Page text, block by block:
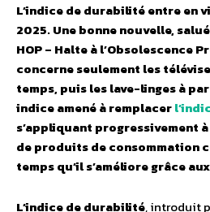
L’indice de durabilité entre en
2025. Une bonne nouvelle,
HOP – Halte à l’Obsolescence
concerne seulement les
temps, puis les lave-linges à
indice amené à remplacer
s’appliquant progressivement
de produits de consommation
temps qu’il s’améliore grâce
L’indice de durabilité, introduit